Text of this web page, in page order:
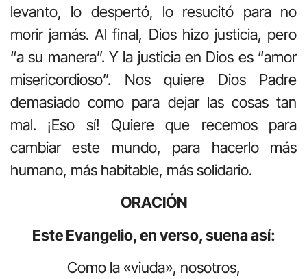
levanto, lo despertó, lo resucitó para no
morir jamás. Al final, Dios hizo justicia, pero
“a su manera”. Y la justicia en Dios es “amor
misericordioso”. Nos quiere Dios Padre
demasiado como para dejar las cosas tan
mal. ¡Eso sí! Quiere que recemos para
cambiar este mundo, para hacerlo más
humano, más habitable, más solidario.
ORACIÓN
Este Evangelio, en verso, suena así:
Como la «viuda», nosotros,